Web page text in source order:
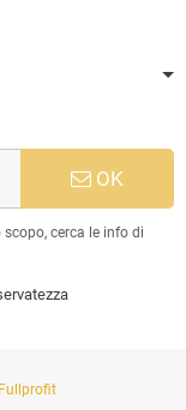
OK
cerca le info di
Fullprofit